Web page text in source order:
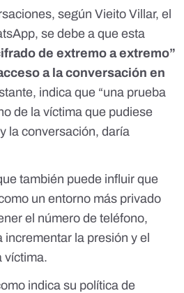
según Vieito Villar, el
se debe a que esta
de extremo a extremo”
a la conversación en
indica que “una prueba
de la víctima que pudiese
la conversación, daría
también puede influir que
un entorno más privado
el número de teléfono,
incrementar la presión y el
víctima.
indica su política de